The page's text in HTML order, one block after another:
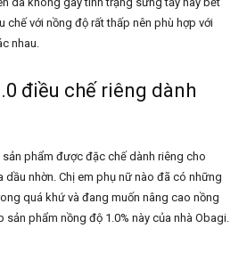
chế với nồng độ rất thấp nên phù hợp với
nhau.
điều chế riêng dành
sản phẩm được đặc chế dành riêng cho
dầu nhờn. Chị em phụ nữ nào đã có những
quá khứ và đang muốn nâng cao nồng
phẩm nồng độ 1.0% này của nhà Obagi.